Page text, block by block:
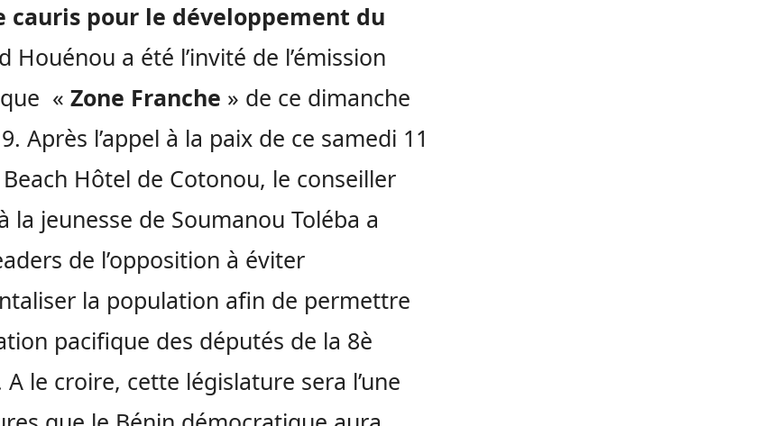
cauris pour le développement du
Houénou a été l’invité de l’émission
« Zone Franche » de ce dimanche
Après l’appel à la paix de ce samedi 11
Hôtel de Cotonou, le conseiller
la jeunesse de Soumanou Toléba a
de l’opposition à éviter
la population afin de permettre
pacifique des députés de la 8è
le croire, cette législature sera l’une